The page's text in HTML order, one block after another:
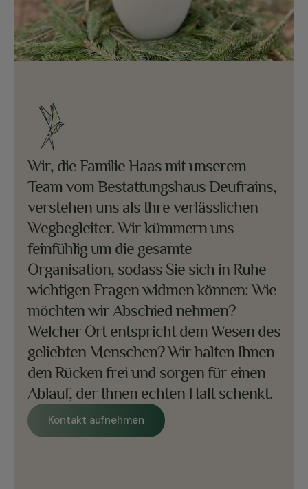
Wir, die Familie Haas mit unserem
Team vom Bestattungshaus Deufrains,
verstehen uns als Ihre verlässlichen
Wegbegleiter. Wir kümmern uns
feinfühlig um die gesamte
Organisation, sodass Sie sich in Ruhe
wichtigen Fragen widmen können: Wie
möchten wir Abschied nehmen?
Welcher Ort entspricht dem Wesen des
geliebten Menschen? Wir halten Ihnen
den Rücken frei und sorgen für einen
Ablauf, der Ihnen echten Halt schenkt.
Kontakt aufnehmen